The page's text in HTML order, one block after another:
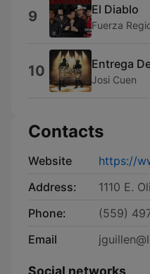
9 El Diablo
Fuerza
10 Entrega
Josi Cuen
Contacts
Website
https://
Address:
1110 E.
Phone:
(559)
Email
Social networks